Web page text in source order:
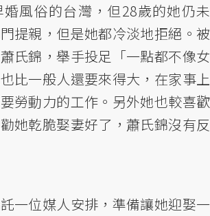
風俗的台灣，但28歲的她仍未
提親，但是她都冷淡地拒絕。被
氏錦，舉手投足「一點都不像女
比一般人還要來得大，在家事上
勞動力的工作。另外她也較喜歡
她乾脆娶妻好了，蕭氏錦沒有反
一位媒人安排，準備讓她迎娶一